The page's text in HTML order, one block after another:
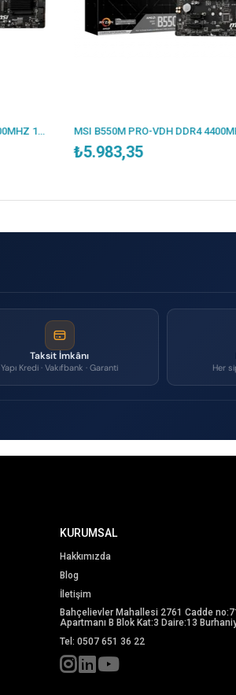
MSI B550M PRO-VDH WIFI DDR4 4400MHZ 1XVGA 1XHDMI 1XDP 2XM.2 USB 3.2 MATX AM4 (AMD 5000/4000G/3000 SERİLERİ İLE UYUMLU)
₺5.983,35
Taksit İmkânı
Yapı Kredi · Vakıfbank · Garanti Her
KURUMSAL
Hakkımızda
Blog
İletişim
Bahçelievler Mahallesi 2761 Cadde
Apartmanı B Blok Kat:3 Daire:13
Tel: 0507 651 36 22